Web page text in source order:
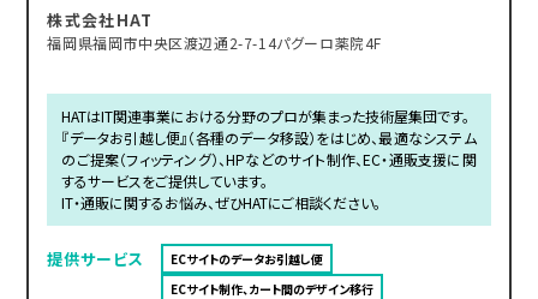
株式会社HAT
福岡県福岡市中央区渡辺通2-7-14パグーロ薬院4F
HATはIT関連事業における分野のプロが集まった技術屋集団です。
『データお引越し便』（各種のデータ移設）をはじめ、最適なシステム
のご提案（フィッティング）、HPなどのサイト制作、EC・通販支援に関
するサービスをご提供しています。
IT・通販に関するお悩み、ぜひHATにご相談ください。
提供サービス
ECサイトのデータお引越し便
ECサイト制作、カート間のデザイン移行